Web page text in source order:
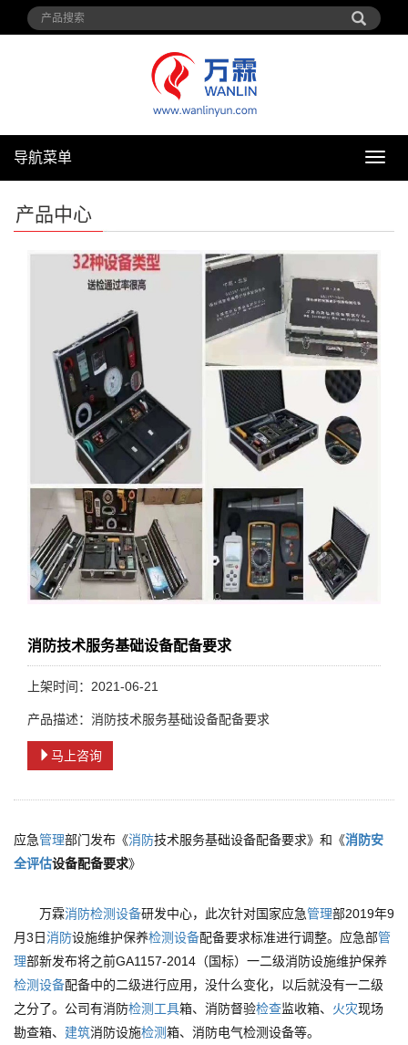
导
导航菜单
产品中心
消防技术服务基础设备配备要求
上架时间：2021-06-21
产品描述：消防技术服务基础设备配备要求
马上咨询
应急管理部门发布《消防技术服务基础设备配备要求》和《消防安
全评估设备配备要求》
万霖消防检测设备研发中心，此次针对国家应急管理部2019年9
月3日消防设施维护保养检测设备配备要求标准进行调整。应急部管
理部新发布将之前GA1157-2014（国标）一二级消防设施维护保养
检测设备配备中的二级进行应用，没什么变化，以后就没有一二级
之分了。公司有消防检测 工具箱、消防督验检查监收箱、 火灾现场
勘查箱、 建筑消防设施检测箱、消防电气检测设备等。